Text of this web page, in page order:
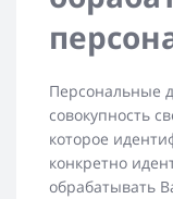
Персональные
совокупность
которое
конкретно
обрабатывать